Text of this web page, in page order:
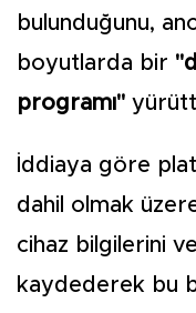
bulunduğunu,
boyutlarda bir
programı"
İddiaya göre
dahil olmak üzere
cihaz bilgilerini
kaydederek bu